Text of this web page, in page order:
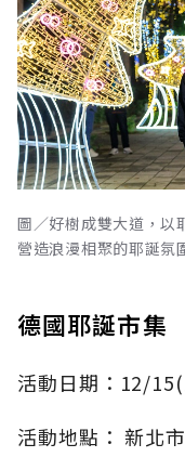
圖／好樹成雙大道，以
營造浪漫相聚的耶誕氛
德國耶誕市集
活動日期： 12/
活動地點： 新北